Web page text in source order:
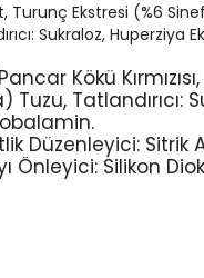
Turunç Ekstresi (%6
Sukraloz,Huperziya
Kökü
Tuzu, Tatlandırıcı:
Düzenleyici: Sitrik
Önleyici: Silikon